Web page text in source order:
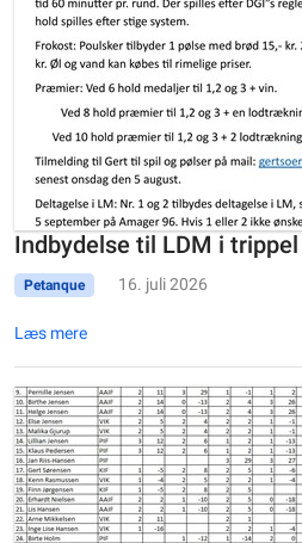
Indbydelse til LDM i trippel
Petanque 16. juli 2026
Læs mere